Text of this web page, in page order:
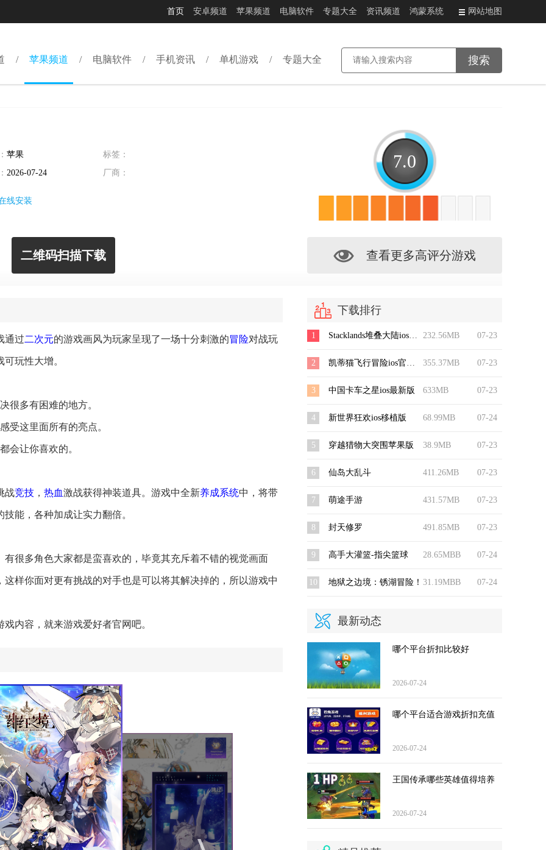
首页 安卓频道 苹果频道 电脑软件 专题大全 资讯频道 鸿蒙系统 网站地图
苹果频道 电脑软件 手机资讯 单机游戏 专题大全
苹果
标签：
2026-07-24 厂商：
线安装
二维码扫描下载
7.0
查看更多高评分游戏
通过二次元的游戏画风为玩家呈现了一场十分刺激的冒险对战玩
玩性大增。
很多有困难的地方。
受这里面所有的亮点。
会让你喜欢的。
战竞技 ， 热血激战获得神装道具。游戏中全新养成系统中，将带
能，各种加成让实力翻倍。
很多角色大家都是蛮喜欢的，毕竟其充斥着不错的视觉画面
样你面对更有挑战的对手也是可以将其解决掉的，所以游戏中
内容，就来游戏爱好者官网吧。
下载排行
07-23
232.56MB
1 Stacklands堆叠大陆ios中文版
07-23
355.37MB
2 凯蒂猫飞行冒险ios官方版
07-23
633MB
3 中国卡车之星ios最新版
07-24
68.99MB
4 新世界狂欢ios移植版
07-23
38.9MB
5 穿越猎物大突围苹果版
07-23
411.26MB
6 仙岛大乱斗
07-23
431.57MB
7 萌途手游
07-23
491.85MB
8 封天修罗
07-24
28.65MBB
9 高手大灌篮-指尖篮球
07-24
31.19MBB
10 地狱之边境：锈湖冒险！
最新动态
哪个平台折扣比较好
2026-07-24
哪个平台适合游戏折扣充值
2026-07-24
王国传承哪些英雄值得培养
2026-07-24